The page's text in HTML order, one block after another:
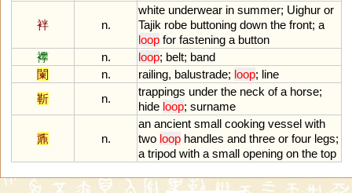
袢 n.
white underwear in summer; Uighur or
Tajik robe buttoning down the front; a
loop for fastening a button
襻
n. loop; belt; band
闌
n. railing, balustrade; loop; line
靳
n.
trappings under the neck of a horse;
hide loop; surname
鼒 n.
an ancient small cooking vessel with
two loop handles and three or four legs;
a tripod with a small opening on the top